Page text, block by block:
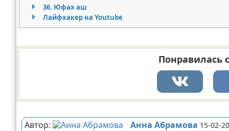
36. Юфах аш
Лайфхакер на Youtube
Понравилась
Автор: Анна Абрамова 15-02-